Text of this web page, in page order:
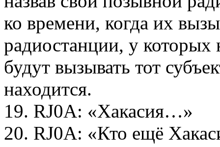
ко времени, когда их
радиостанции, у
будут вызывать тот
находится.
19. RJ0A: «Хакасия…»
20. RJ0A: «Кто ещё